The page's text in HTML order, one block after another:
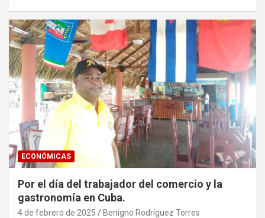
ECONÓMICAS
Por el día del trabajador del comercio y la
gastronomía en Cuba.
4 de febrero de 2025 Benigno Rodríguez Torres